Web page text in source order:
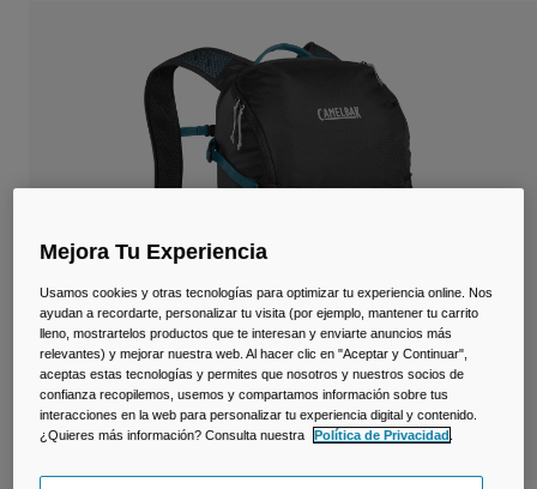
Botellas
Tazas y Vasos
Bolsas Bici
Bolsas Hidratación
Accessorios
Viajar y estilo de vida
Mejora Tu Experiencia
Usamos cookies y otras tecnologías para optimizar tu experiencia online. Nos
ayudan a recordarte, personalizar tu visita (por ejemplo, mantener tu carrito
lleno, mostrartelos productos que te interesan y enviarte anuncios más
relevantes) y mejorar nuestra web. Al hacer clic en "Aceptar y Continuar",
aceptas estas tecnologías y permites que nosotros y nuestros socios de
confianza recopilemos, usemos y compartamos información sobre tus
interacciones en la web para personalizar tu experiencia digital y contenido.
¿Quieres más información? Consulta nuestra
Política de Privacidad